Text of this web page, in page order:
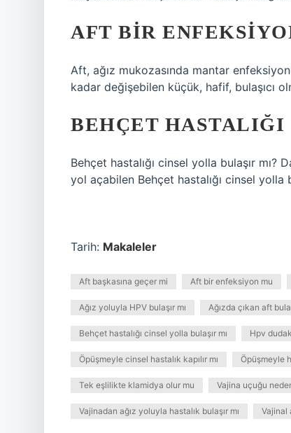
AFT BIR
Aft, ağız mukozasında mantar
kadar değişebilen küçük, hafif, bulaşıcı
BEHÇET
Behçet hastalığı cinsel yolla bulaşır
yol açabilen Behçet hastalığı cinsel yolla
Tarih: Makaleler
Aft başkasına geçer mi Aft bir enfeksiyon mu
Ağız yoluyla HPV bulaşır mı Ağızda çıkan aft
Behçet hastalığı cinsel yolla bulaşır mı Hpv
Öpüşmeyle cinsel hastalık kapılır mı Öpüşmeyle
Tek eşlilikte klamidya olur mu Vajina uçuğu
Vajinadan ağız yoluyla hastalık bulaşır mı Vajinal